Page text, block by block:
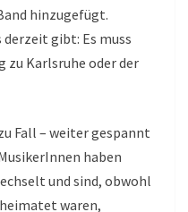
hinzugefügt.
derzeit gibt: Es muss
zu Karlsruhe oder der
Fall – weiter gespannt
haben
und sind, obwohl
waren,